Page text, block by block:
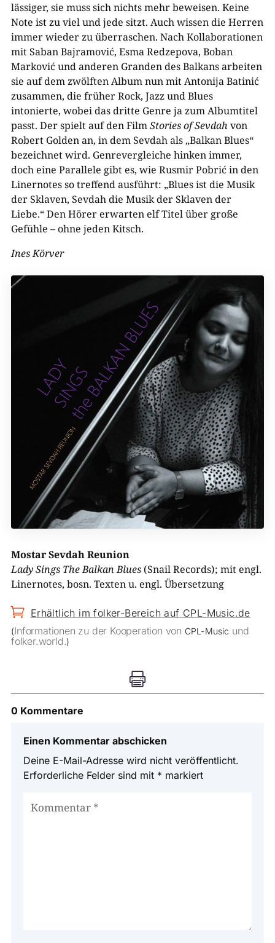
lässiger, sie muss sich nichts mehr beweisen. Keine
Note ist zu viel und jede sitzt. Auch wissen die Herren
immer wieder zu überraschen. Nach Kollaborationen
mit Saban Bajramović, Esma Redzepova, Boban
Marković und anderen Granden des Balkans arbeiten
sie auf dem zwölften Album nun mit Antonija Batinić
zusammen, die früher Rock, Jazz und Blues
intonierte, wobei das dritte Genre ja zum Albumtitel
passt. Der spielt auf den FilmStories of Sevdah von
Robert Golden an, in dem Sevdah als „Balkan Blues“
bezeichnet wird. Genrevergleiche hinken immer,
doch eine Parallele gibt es, wie Rusmir Pobrić in den
Linernotes so treffend ausführt: „Blues ist die Musik
der Sklaven, Sevdah die Musik der Sklaven der
Liebe.“ Den Hörer erwarten elf Titel über große
Gefühle – ohne jeden Kitsch.
Ines Körver
Mostar Sevdah Reunion
Lady Sings The Balkan Blues(Snail Records); mit engl.
Linernotes, bosn. Texten u. engl. Übersetzung
 Erhältlich im folker-Bereich auf CPL-Music.de
(Informationen zu der Kooperation von CPL-Music und
folker.world.)

0 Kommentare
Einen Kommentar abschicken
Deine E-Mail-Adresse wird nicht veröffentlicht.
Erforderliche Felder sind mit * markiert